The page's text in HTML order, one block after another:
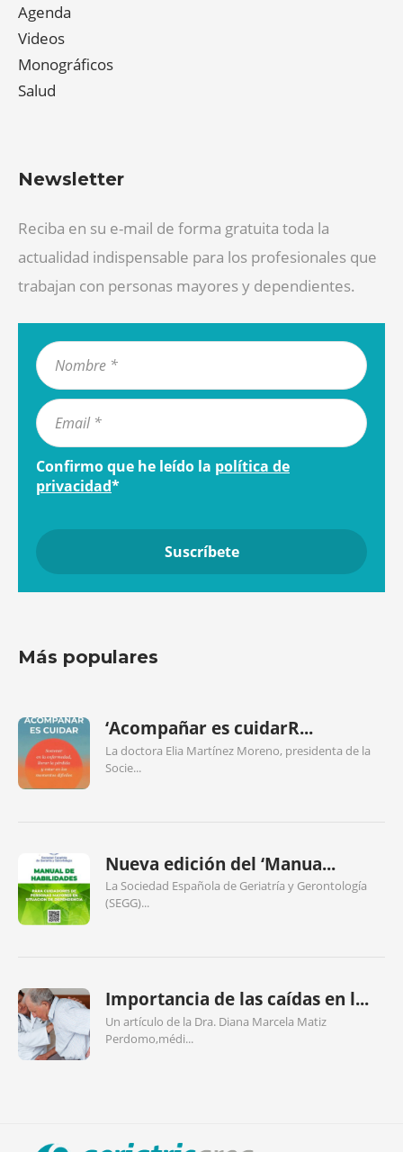
Agenda
Videos
Monográficos
Salud
Newsletter
Reciba en su e-mail de forma gratuita toda la
actualidad indispensable para los profesionales que
trabajan con personas mayores y dependientes.
Confirmo que he leído la política de
privacidad*
Más populares
‘Acompañar es cuidarR...
La doctora Elia Martínez Moreno, presidenta de la
Socie...
Nueva edición del ‘Manua...
La Sociedad Española de Geriatría y Gerontología
(SEGG)...
Importancia de las caídas en l...
Un artículo de la Dra. Diana Marcela Matiz
Perdomo,médi...